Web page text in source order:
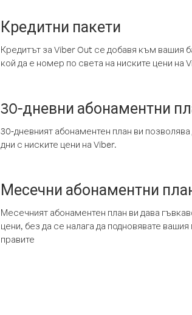
Кредитни пакети
Кредитът за Viber Out се добавя към вашия
кой да е номер по света на ниските цени на
30-дневни абонаментни
30-дневният абонаментен план ви
дни с ниските цени на Viber.
Месечни абонаментни
Месечният абонаментен план ви дава
цени, без да се налага да подновявате
правите